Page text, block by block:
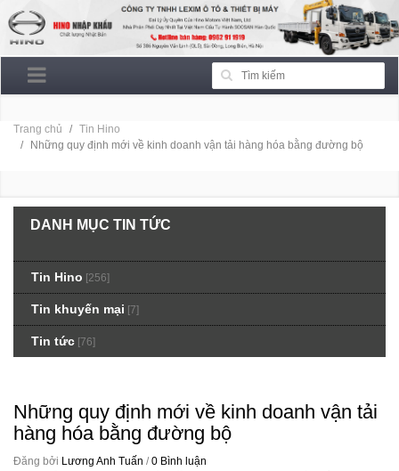
Trang chủ
Tin Hino
Những quy định mới về kinh doanh vận tải hàng hóa bằng đường bộ
DANH MỤC TIN TỨC
Tin Hino [256]
Tin khuyến mại [7]
Tin tức [76]
Những quy định mới về kinh doanh vận tải
hàng hóa bằng đường bộ
Đăng bởi Lương Anh Tuấn /0 Bình luận